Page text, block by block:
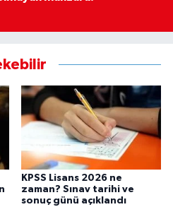
KPSS Lisans 2026 ne
zaman? Sınav tarihi ve
sonuç günü açıklandı